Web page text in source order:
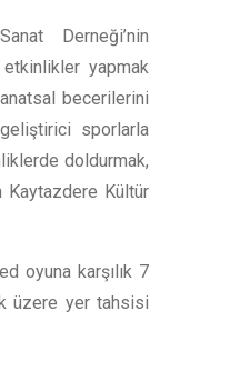
Derneği’nin
yapmak
becerilerini
sporlarla
doldurmak,
Kaytazdere Kültür
oyuna karşılık 7
üzere yer tahsisi